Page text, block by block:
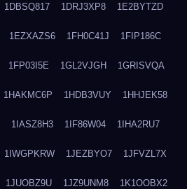
1DBSQ817 1DRJ3XP8 1E2BYTZD
1EZXAZS6 1FH0C41J 1FIP186C
1FP03I5E 1GL2VJGH 1GRISVQA
1HAKMC6P 1HDB3VUY 1HHJEK58
1IASZ8H3 1IF86W04 1IHA2RU7
1IWGPKRW 1JEZBYO7 1JFVZL7X
1JUOBZ9U 1JZ9UNM8 1K1OOBX2